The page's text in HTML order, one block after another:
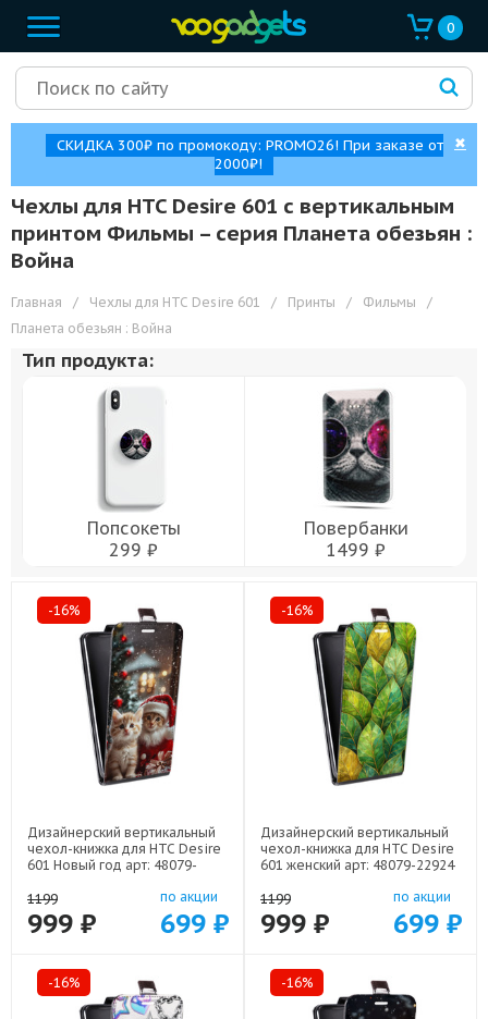
0
СКИДКА 300₽ по промокоду: PROMO26! При заказе от
2000₽!
✖
Чехлы для HTC Desire 601 с вертикальным
принтом Фильмы – cерия Планета обезьян :
Война
Главная / Чехлы для HTC Desire 601 / Принты / Фильмы
/
Планета обезьян : Война
Тип продукта:
Попсокеты
299 ₽
Повербанки
1499 ₽
-16%
Дизайнерский вертикальный
чехол-книжка для HTC Desire
601 Новый год арт: 48079-
1199
999 ₽
по акции
699 ₽
-16%
Дизайнерский вертикальный
чехол-книжка для HTC Desire
601 женский арт: 48079-22924
1199
999 ₽
по акции
699 ₽
-16% -16%